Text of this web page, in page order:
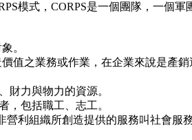
模式， CORPS是一個團隊，一個軍
。
值之業務或作業，在企業來說是產銷
財力與物力的資源。
，包括職工、志工。
營利組織所創造提供的服務叫社會服務